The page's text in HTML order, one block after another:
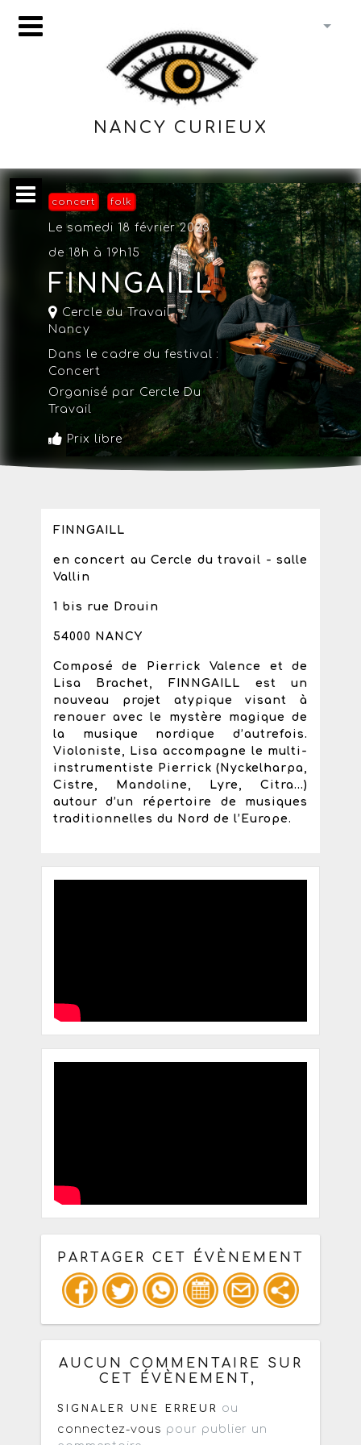
NANCY CURIEUX
concert folk
Le samedi 18 février 2023
de 18h à 19h15
FINNGAILL
Cercle du Travail,
Nancy
Dans le cadre du festival :
Concert
Organisé par Cercle Du
Travail
Prix libre
FINNGAILL
en concert au Cercle du travail - salle
Vallin
1 bis rue Drouin
54000 NANCY
Composé de Pierrick Valence et de
Lisa Brachet, FINNGAILL est un
nouveau projet atypique visant à
renouer avec le mystère magique de
la musique nordique d’autrefois.
Violoniste, Lisa accompagne le multi-
instrumentiste Pierrick (Nyckelharpa,
Cistre, Mandoline, Lyre, Citra…)
autour d’un répertoire de musiques
traditionnelles du Nord de l’Europe.
PARTAGER CET ÉVÈNEMENT
Copiez les infos ci-dessous pour un
: mail / forum / réseau social
AUCUN COMMENTAIRE SUR
CET ÉVÈNEMENT,
SIGNALER UNE ERREUR ou
connectez-vous pour publier un